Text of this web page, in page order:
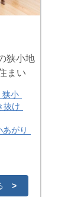
狭小地
まい
狭小
抜け
あがり
>